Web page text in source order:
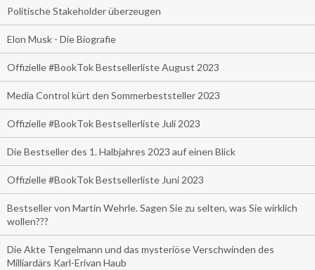
Politische Stakeholder überzeugen
Elon Musk - Die Biografie
Offizielle #BookTok Bestsellerliste August 2023
Media Control kürt den Sommerbeststeller 2023
Offizielle #BookTok Bestsellerliste Juli 2023
Die Bestseller des 1. Halbjahres 2023 auf einen Blick
Offizielle #BookTok Bestsellerliste Juni 2023
Bestseller von Martin Wehrle. Sagen Sie zu selten, was Sie wirklich
wollen???
Die Akte Tengelmann und das mysteriöse Verschwinden des
Milliardärs Karl-Erivan Haub